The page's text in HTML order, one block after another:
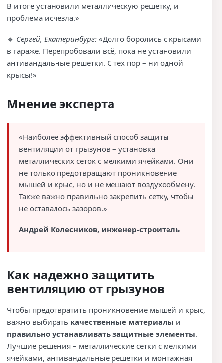
В итоге установили металлическую решетку, и
проблема исчезла.»
🔹 Сергей, Екатеринбург: «Долго боролись с крысами
в гараже. Перепробовали всё, пока не установили
антивандальные решетки. С тех пор – ни одной
крысы!»
Мнение эксперта
«Наиболее эффективный способ защиты
вентиляции от грызунов – установка
металлических сеток с мелкими ячейками. Они
не только предотвращают проникновение
мышей и крыс, но и не мешают воздухообмену.
Также важно правильно закрепить сетку, чтобы
не оставалось зазоров.»
Андрей Колесников, инженер-строитель
Как надежно защитить
вентиляцию от грызунов
Чтобы предотвратить проникновение мышей и крыс,
важно выбирать качественные материалы и
правильно устанавливать защитные элементы.
Лучшие решения – металлические сетки с мелкими
ячейками, антивандальные решетки и монтажная